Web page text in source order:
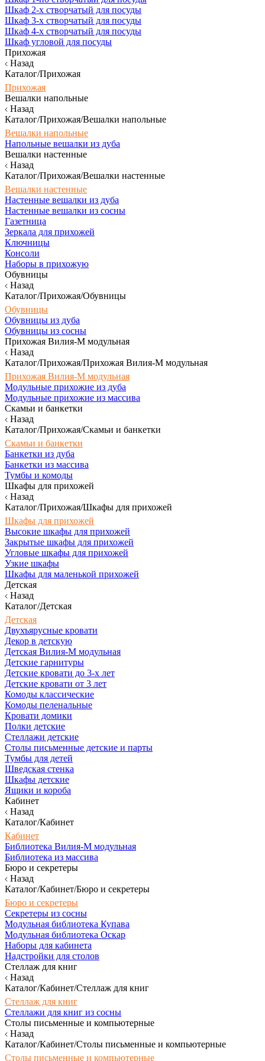
Шкаф 2-х створчатый для посуды
Шкаф 3-х створчатый для посуды
Шкаф 4-х створчатый для посуды
Шкаф угловой для посуды
Прихожая
Назад
Каталог/Прихожая
Прихожая
Вешалки напольные
Назад
Каталог/Прихожая/Вешалки напольные
Вешалки напольные
Напольные вешалки из дуба
Вешалки настенные
Назад
Каталог/Прихожая/Вешалки настенные
Вешалки настенные
Настенные вешалки из дуба
Настенные вешалки из сосны
Газетница
Зеркала для прихожей
Ключницы
Консоли
Наборы в прихожую
Обувницы
Назад
Каталог/Прихожая/Обувницы
Обувницы
Обувницы из дуба
Обувницы из сосны
Прихожая Вилия-М модульная
Назад
Каталог/Прихожая/Прихожая Вилия-М модульная
Прихожая Вилия-М модульная
Модульные прихожие из дуба
Модульные прихожие из массива
Скамьи и банкетки
Назад
Каталог/Прихожая/Скамьи и банкетки
Скамьи и банкетки
Банкетки из дуба
Банкетки из массива
Тумбы и комоды
Шкафы для прихожей
Назад
Каталог/Прихожая/Шкафы для прихожей
Шкафы для прихожей
Высокие шкафы для прихожей
Закрытые шкафы для прихожей
Угловые шкафы для прихожей
Узкие шкафы
Шкафы для маленькой прихожей
Детская
Назад
Каталог/Детская
Детская
Двухъярусные кровати
Декор в детскую
Детская Вилия-М модульная
Детские гарнитуры
Детские кровати до 3-х лет
Детские кровати от 3 лет
Комоды классические
Комоды пеленальные
Кровати домики
Полки детские
Стеллажи детские
Столы письменные детские и парты
Тумбы для детей
Шведская стенка
Шкафы детские
Ящики и короба
Кабинет
Назад
Каталог/Кабинет
Кабинет
Библиотека Вилия-М модульная
Библиотека из массива
Бюро и секретеры
Назад
Каталог/Кабинет/Бюро и секретеры
Бюро и секретеры
Секретеры из сосны
Модульная библиотека Купава
Модульная библиотека Оскар
Наборы для кабинета
Надстройки для столов
Стеллаж для книг
Назад
Каталог/Кабинет/Стеллаж для книг
Стеллаж для книг
Стеллажи для книг из сосны
Столы письменные и компьютерные
Назад
Каталог/Кабинет/Столы письменные и компьютерные
Столы письменные и компьютерные